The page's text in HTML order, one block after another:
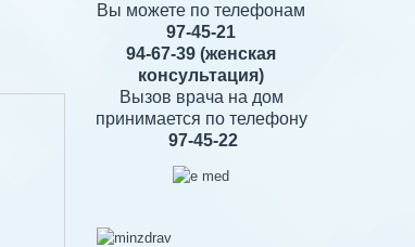
Вы можете по телефонам
97-45-21
94-67-39 (женская
консультация)
Вызов врача на дом
принимается по телефону
97-45-22